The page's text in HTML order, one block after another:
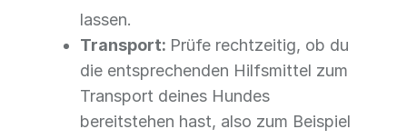
lassen.
Transport: Prüfe rechtzeitig, ob du
die entsprechenden Hilfsmittel zum
Transport deines Hundes
bereitstehen hast, also zum Beispiel